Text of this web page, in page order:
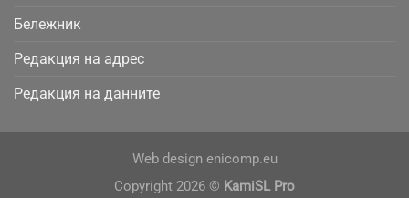
Бележник
Редакция на адрес
Редакция на данните
Web design enicomp.eu
Copyright 2026 © KamiSL Pro